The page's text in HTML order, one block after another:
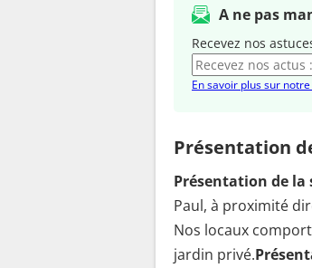
A ne pas
Recevez nos
En savoir plus sur
Présentation
Présentation de la
Paul, à proximité
Nos locaux
jardin privé.